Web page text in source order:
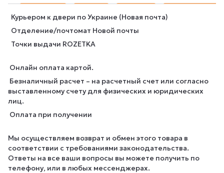
Курьером к двери по Украине (Новая почта)
Отделение/почтомат Новой почты
Точки выдачи ROZETKA
Онлайн оплата картой.
Безналичный расчет – на расчетный счет или согласно
выставленному счету для физических и юридических
лиц.
Оплата при получении
Мы осуществляем возврат и обмен этого товара в
соответствии с требованиями законодательства.
Ответы на все ваши вопросы вы можете получить по
телефону, или в любых мессенджерах.